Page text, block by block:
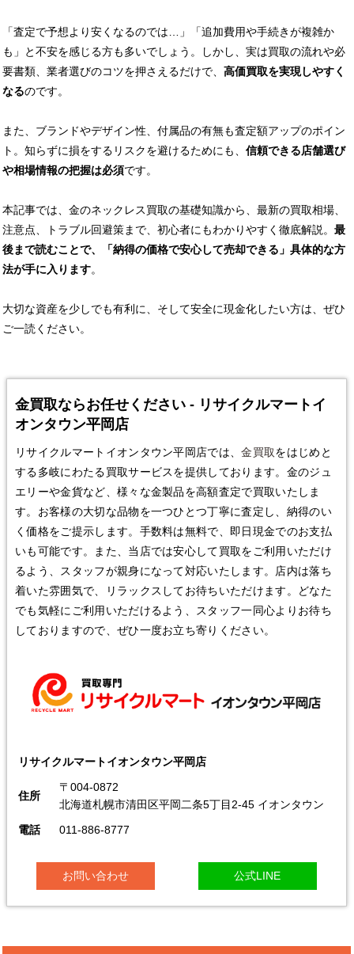
「査定で予想より安くなるのでは…」「追加費用や手続きが複雑か
も」と不安を感じる方も多いでしょう。しかし、実は買取の流れや必
要書類、業者選びのコツを押さえるだけで、 高価買取を実現しやすく
なるのです。
また、ブランドやデザイン性、付属品の有無も査定額アップのポイン
ト。知らずに損をするリスクを避けるためにも、 信頼できる店舗選び
や相場情報の把握は必須です。
本記事では、金のネックレス買取の基礎知識から、最新の買取相場、
注意点、トラブル回避策まで、初心者にもわかりやすく徹底解説。 最
後まで読むことで、「納得の価格で安心して売却できる」具体的な方
法が手に入ります。
大切な資産を少しでも有利に、そして安全に現金化したい方は、ぜひ
ご一読ください。
金買取ならお任せください - リサイクルマートイ
オンタウン平岡店
リサイクルマートイオンタウン平岡店では、金買取をはじめと
する多岐にわたる買取サービスを提供しております。金のジュ
エリーや金貨など、様々な金製品を高額査定で買取いたしま
す。お客様の大切な品物を一つひとつ丁寧に査定し、納得のい
く価格をご提示します。手数料は無料で、即日現金でのお支払
いも可能です。また、当店では安心して買取をご利用いただけ
るよう、スタッフが親身になって対応いたします。店内は落ち
着いた雰囲気で、リラックスしてお待ちいただけます。どなた
でも気軽にご利用いただけるよう、スタッフ一同心よりお待ち
しておりますので、ぜひ一度お立ち寄りください。
リサイクルマートイオンタウン平岡店
住所
〒004-0872
北海道札幌市清田区平岡二条5丁目2-45 イオンタウン
電話
011-886-8777
お問い合わせ 公式LINE